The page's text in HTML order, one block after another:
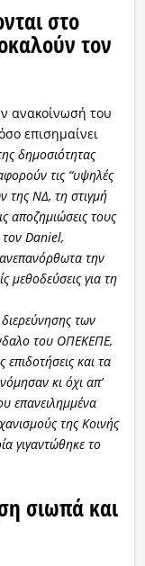
στο
τον
ανακοίνωσή του
επισημαίνει
δημοσιότητας
τις “υψηλές
της ΝΔ, τη στιγμή
αποζημιώσεις τους
Daniel,
την
μεθοδεύσεις για τη
των
του ΟΠΕΚΕΠΕ,
και τα
κι όχι απ’
επανειλημμένα
της Κοινής
γιγαντώθηκε το
σιωπά και